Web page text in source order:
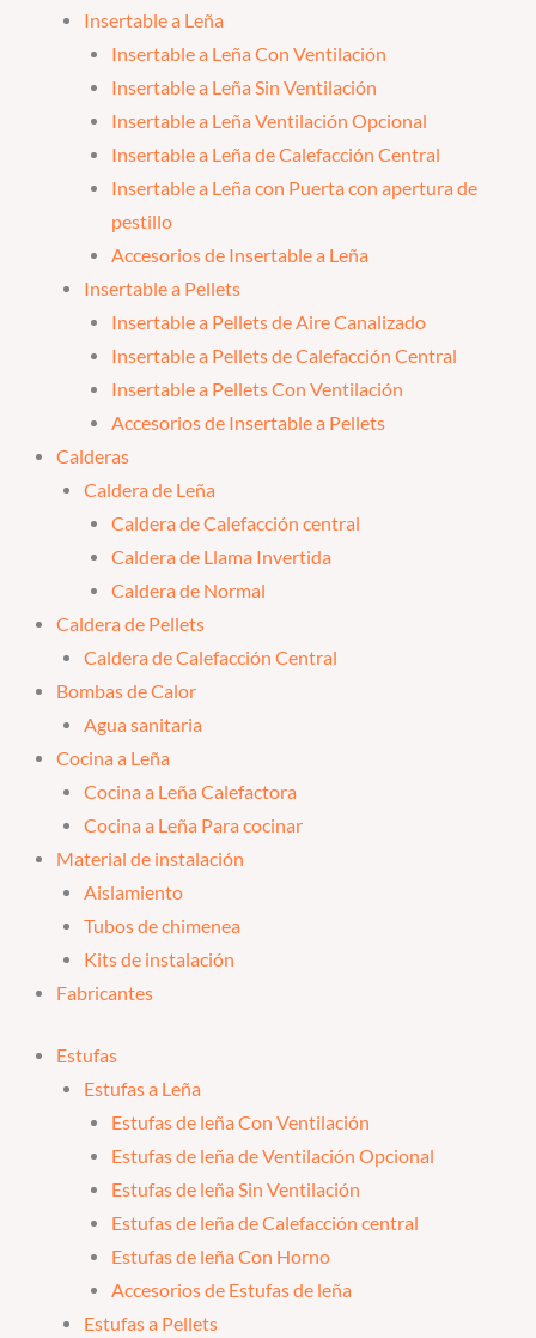
Insertable a Leña
Insertable a Leña Con Ventilación
Insertable a Leña Sin Ventilación
Insertable a Leña Ventilación Opcional
Insertable a Leña de Calefacción Central
Insertable a Leña con Puerta con apertura de
pestillo
Accesorios de Insertable a Leña
Insertable a Pellets
Insertable a Pellets de Aire Canalizado
Insertable a Pellets de Calefacción Central
Insertable a Pellets Con Ventilación
Accesorios de Insertable a Pellets
Calderas
Caldera de Leña
Caldera de Calefacción central
Caldera de Llama Invertida
Caldera de Normal
Caldera de Pellets
Caldera de Calefacción Central
Bombas de Calor
Agua sanitaria
Cocina a Leña
Cocina a Leña Calefactora
Cocina a Leña Para cocinar
Material de instalación
Aislamiento
Tubos de chimenea
Kits de instalación
Fabricantes
Estufas
Estufas a Leña
Estufas de leña Con Ventilación
Estufas de leña de Ventilación Opcional
Estufas de leña Sin Ventilación
Estufas de leña de Calefacción central
Estufas de leña Con Horno
Accesorios de Estufas de leña
Estufas a Pellets